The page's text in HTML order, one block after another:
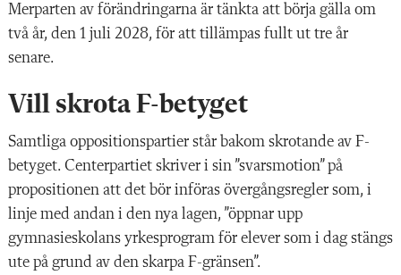
Merparten av förändringarna är tänkta att börja gälla om
två år, den 1 juli 2028, för att tillämpas fullt ut tre år
senare.
Vill skrota F-betyget
Samtliga oppositionspartier står bakom skrotande av F-
betyget. Centerpartiet skriver i sin ”svarsmotion” på
propositionen att det bör införas övergångsregler som, i
linje med andan i den nya lagen, ”öppnar upp
gymnasieskolans yrkesprogram för elever som i dag stängs
ute på grund av den skarpa F-gränsen”.